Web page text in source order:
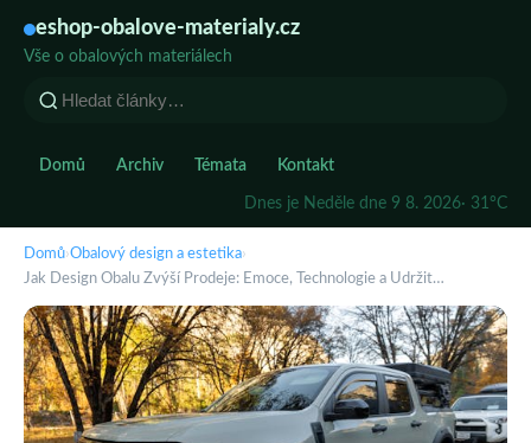
eshop-obalove-materialy.cz
Vše o obalových materiálech
Domů Archiv Témata Kontakt
Dnes je Neděle dne 9 8. 2026· 31°C
Domů›Obalový design a estetika›
Jak Design Obalu Zvýší Prodeje: Emoce, Technologie a Udržit…